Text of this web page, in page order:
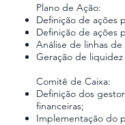
Plano de Ação:
Definição de ações
Definição de ações
Análise de linhas
Geração de
Comitê de Caixa:
Definição dos
financeiras;
Implementação do